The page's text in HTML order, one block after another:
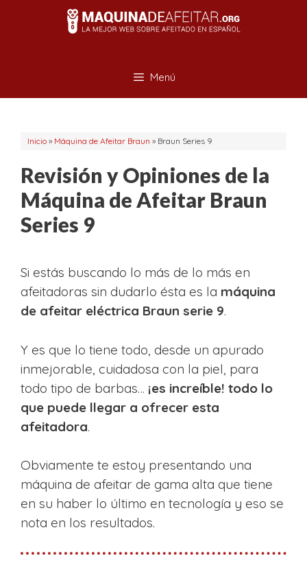
Menú
Inicio » Máquina de Afeitar Braun » Braun Series 9
Revisión y Opiniones de la
Máquina de Afeitar Braun
Series 9
Si estás buscando lo más de lo más en
afeitadoras sin dudarlo ésta es la máquina
de afeitar eléctrica Braun serie 9.
Y es que lo tiene todo, desde un apurado
inmejorable, cuidadosa con la piel, para
todo tipo de barbas… ¡es increíble! todo lo
que puede llegar a ofrecer esta
afeitadora.
Obviamente te estoy presentando una
máquina de afeitar de gama alta que tiene
en su haber lo último en tecnología y eso se
nota en los resultados.